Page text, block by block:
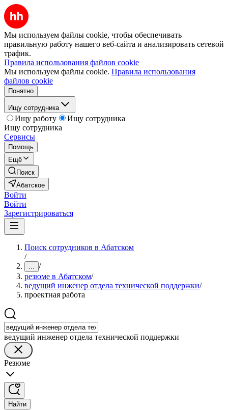
Мы используем файлы cookie, чтобы обеспечивать
правильную работу нашего веб-сайта и анализировать сетевой
трафик.
Правила использования файлов cookie
Мы используем файлы cookie. Правила использования
файлов cookie
Понятно
Ищу сотрудника
Ищу работу
Ищу сотрудника
Ищу сотрудника
Сервисы
Помощь
Ещё
Поиск
Абатское
Войти
Войти
Зарегистрироваться
Поиск сотрудников в Абатском
/
... /
резюме в Абатском/
ведущий инженер отдела технической поддержки/
проектная работа
ведущий инженер отдела технической поддержки
Резюме
Найти